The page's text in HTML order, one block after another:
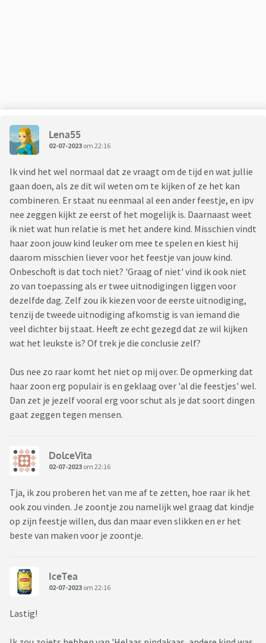
Lena55
02-07-2023 om 22:16
Ik vind het wel normaal dat ze vraagt om de tijd en wat jullie
gaan doen, als ze dit wil weten om te kijken of ze het kan
combineren. Er staat nu eenmaal al een ander feestje, en ipv
nee zeggen kijkt ze eerst of het mogelijk is. Daarnaast weet
ik niet wat hun relatie is met het andere kind. Misschien vindt
haar zoon jouw kind leuker om mee te spelen en kiest hij
daarom misschien liever voor het feestje van jouw kind.
Onbeschoft is dat toch niet? 'Graag of niet' vind ik ook niet
zo van toepassing als er twee uitnodigingen liggen voor
dezelfde dag. Zelf zou ik kiezen voor de eerste uitnodiging,
tenzij de tweede uitnodiging afkomstig is van iemand die
veel dichter bij staat. Heeft ze echt gezegd dat ze wil kijken
wat het leukste is? Of trek je die conclusie zelf?
Dus nee zo raar komt het niet op mij over. De opmerking dat
haar zoon erg populair is en geklaag over 'al die feestjes' wel.
Dan zet je jezelf vooral erg voor schut als je dat soort dingen
gaat zeggen tegen mensen.
DolceVita
02-07-2023 om 22:16
Tja, ik zou proberen het van me af te zetten, hoe raar ik het
ook zou vinden. Je zoontje zou namelijk wel graag dat kindje
op zijn feestje willen, dus dan maar even slikken en er het
beste van maken voor je zoontje.
IceTea
02-07-2023 om 22:16
Lastig!